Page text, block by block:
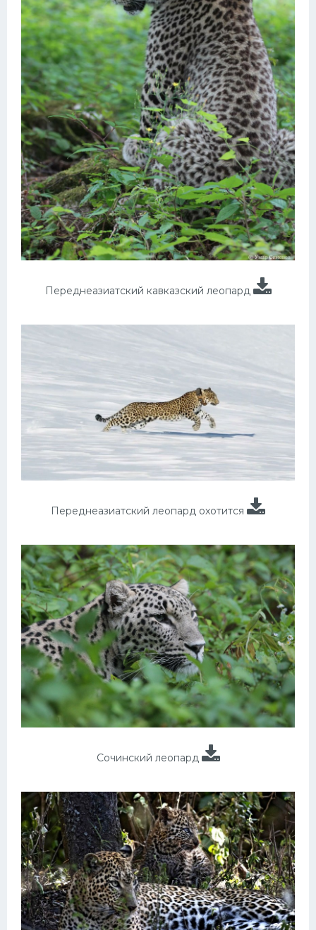
Переднеазиатский кавказский леопард
Переднеазиатский леопард охотится
Сочинский леопард